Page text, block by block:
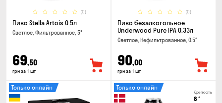
(0)
Пиво Stella Artois 0.5л
Светлое, Фильтрованное, 5°
69,50
грн за 1 шт
(0)
Пиво безалкогольное
Underwood Pure IPA 0.33л
Светлое, Нефильтрованное, 0.5°
90,00
грн за 1 шт
Только онлайн
Крепость
8 °
Только онлайн